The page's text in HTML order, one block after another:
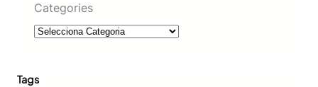
Categories
Tags